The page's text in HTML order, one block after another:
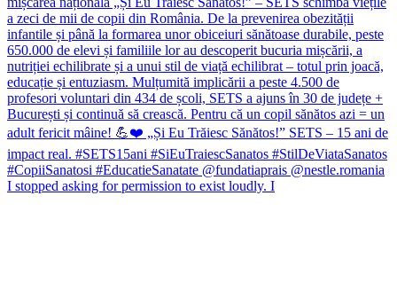
I stopped asking for permission to exist loudly. I